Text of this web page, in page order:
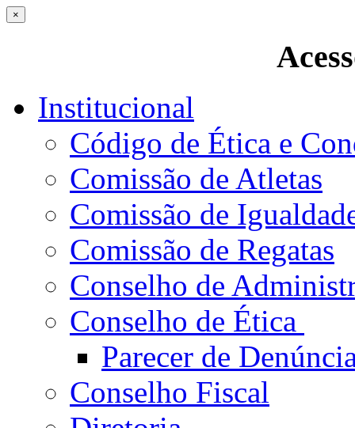
×
Institucional
Código de Ética e
Comissão de Atletas
Comissão de
Comissão de Regatas
Conselho de
Conselho de Ética
Parecer de
Conselho Fiscal